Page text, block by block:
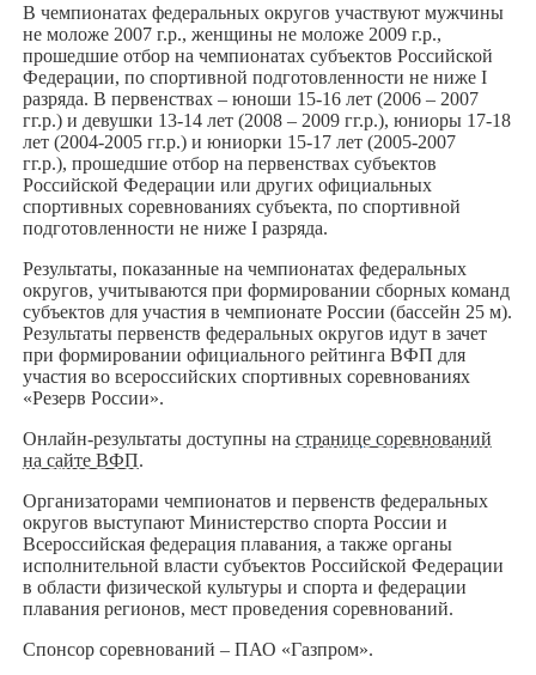
В чемпионатах федеральных округов участвуют мужчины
не моложе 2007 г.р., женщины не моложе 2009 г.р.,
прошедшие отбор на чемпионатах субъектов Российской
Федерации, по спортивной подготовленности не ниже I
разряда. В первенствах – юноши 15-16 лет (2006 – 2007
гг.р.) и девушки 13-14 лет (2008 – 2009 гг.р.), юниоры 17-18
лет (2004-2005 гг.р.) и юниорки 15-17 лет (2005-2007
гг.р.), прошедшие отбор на первенствах субъектов
Российской Федерации или других официальных
спортивных соревнованиях субъекта, по спортивной
подготовленности не ниже I разряда.
Результаты, показанные на чемпионатах федеральных
округов, учитываются при формировании сборных команд
субъектов для участия в чемпионате России (бассейн 25 м).
Результаты первенств федеральных округов идут в зачет
при формировании официального рейтинга ВФП для
участия во всероссийских спортивных соревнованиях
«Резерв России».
Онлайн-результаты доступны на странице соревнований
на сайте ВФП.
Организаторами чемпионатов и первенств федеральных
округов выступают Министерство спорта России и
Всероссийская федерация плавания, а также органы
исполнительной власти субъектов Российской Федерации
в области физической культуры и спорта и федерации
плавания регионов, мест проведения соревнований.
Спонсор соревнований – ПАО «Газпром».